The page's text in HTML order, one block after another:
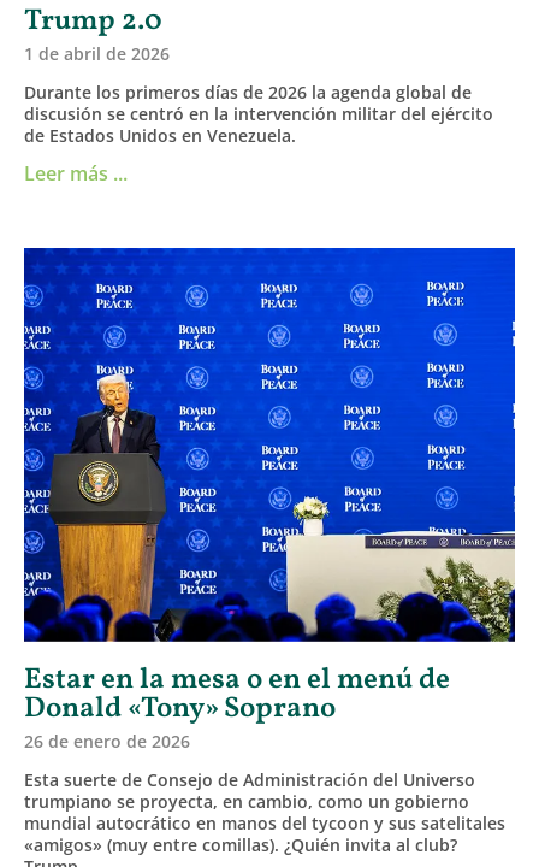
Trump 2.0
1 de abril de 2026
Durante los primeros días de 2026 la agenda global de
discusión se centró en la intervención militar del ejército
de Estados Unidos en Venezuela.
Leer más ...
Estar en la mesa o en el menú de
Donald «Tony» Soprano
26 de enero de 2026
Esta suerte de Consejo de Administración del Universo
trumpiano se proyecta, en cambio, como un gobierno
mundial autocrático en manos del tycoon y sus satelitales
«amigos» (muy entre comillas). ¿Quién invita al club?